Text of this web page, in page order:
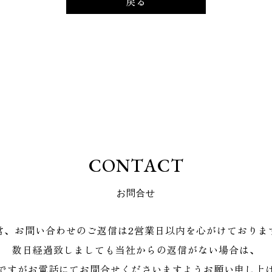
CONTACT
お問合せ
、お問い合わせのご返信は2営業日以内を心がけておりま
数日経過致しましても当社からの返信がない場合は、
すがお電話にてお問合せくださいますようお願い申し上